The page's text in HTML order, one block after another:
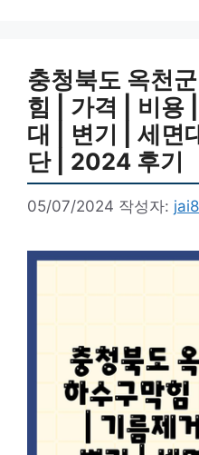
충청북도 옥천
힘 | 가격 | 비용
대 | 변기 | 세면
단 | 2024 후기
05/07/2024 작성자: